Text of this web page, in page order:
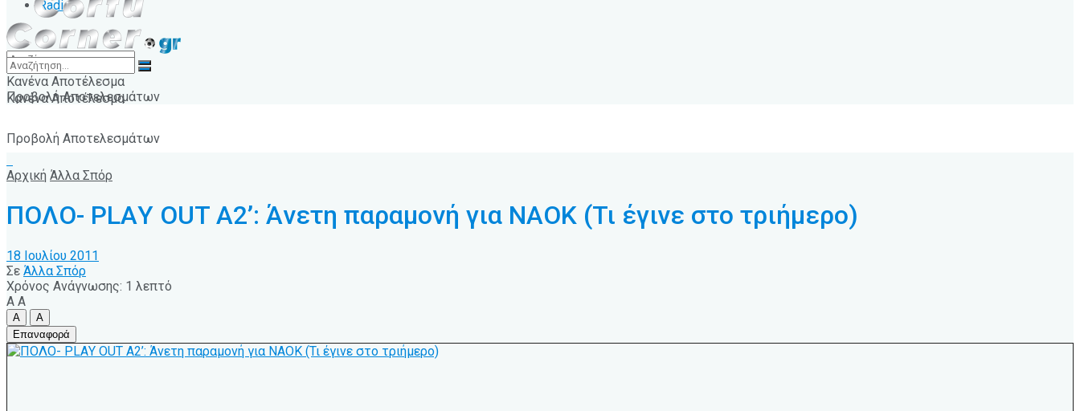
Radio
Κανένα Αποτέλεσμα
Προβολή Αποτελεσμάτων
Κανένα Αποτέλεσμα
Προβολή Αποτελεσμάτων
Αρχική Άλλα Σπόρ
ΠΟΛΟ- PLAΥ OUT A2’: Άνετη παραμονή για ΝΑΟΚ (Τι έγινε στο τριήμερο)
18 Ιουλίου 2011
Σε Άλλα Σπόρ
Χρόνος Ανάγνωσης: 1 λεπτό
A A
A
A
Επαναφορά